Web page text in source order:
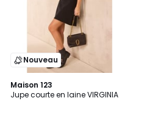
Nouveau
Maison 123
Jupe courte en laine VIRGINIA